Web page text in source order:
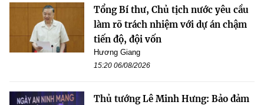
Tổng Bí thư, Chủ tịch nước yêu cầu
làm rõ trách nhiệm với dự án chậm
tiến độ, đội vốn
Hương Giang
15:20 06/08/2026
Thủ tướng Lê Minh Hưng: Bảo đảm